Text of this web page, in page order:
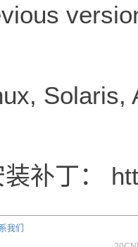
Solaris,
补丁：
我们